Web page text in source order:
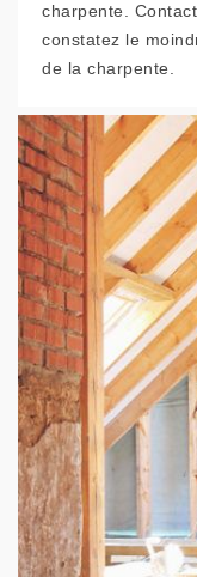
charpente.
constatez le
de la charpente.